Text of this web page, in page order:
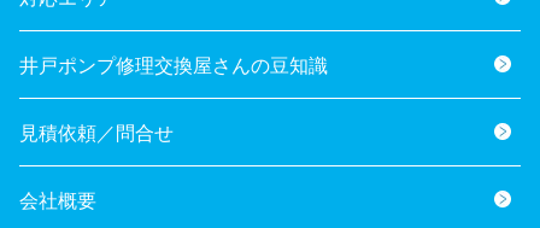
井戸ポンプ修理交換屋さんの豆知識
見積依頼／問合せ
会社概要